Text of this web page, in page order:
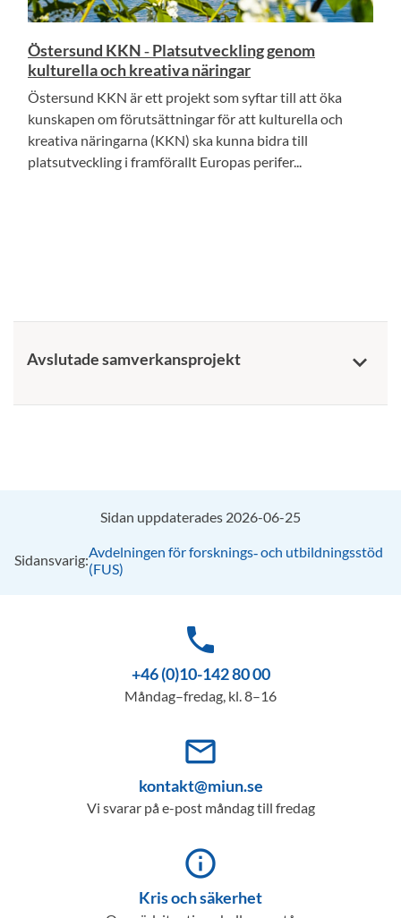
Östersund KKN ‑ Platsutveckling genom
kulturella och kreativa näringar
Östersund KKN är ett projekt som syftar till att öka
kunskapen om förutsättningar för att kulturella och
kreativa näringarna (KKN) ska kunna bidra till
platsutveckling i framförallt Europas perifer...
Avslutade samverkansprojekt keyboard_arrow_down
Sidan uppdaterades 2026-06-25
Sidansvarig:Avdelningen för forsknings‑ och utbildningsstöd
(FUS)
phone
+46 (0)10-142 80 00
Måndag–fredag, kl. 8–16
mail_outline
kontakt@miun.se
Vi svarar på e-post måndag till fredag
info_outline
Kris och säkerhet